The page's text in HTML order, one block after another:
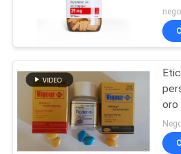
PRIVACY
POLICY
oro
per